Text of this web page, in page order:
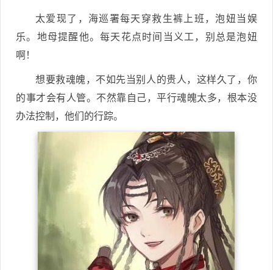
太爱现了，海巡署每天穿救生裤上班，泡妞当娱
乐。地母提醒他。每天花点时间当义工，别总是泡妞
啊！
想要救魂魄，不如先当别人的贵人，这样久了，你
的事才会有人管。不然靠自己，平行魂魄太多，根本没
办法控制，他们的行踪。